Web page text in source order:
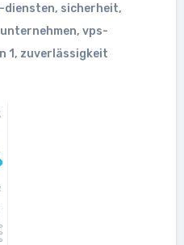
, sicherheit,
unternehmen, vps-
1, zuverlässigkeit